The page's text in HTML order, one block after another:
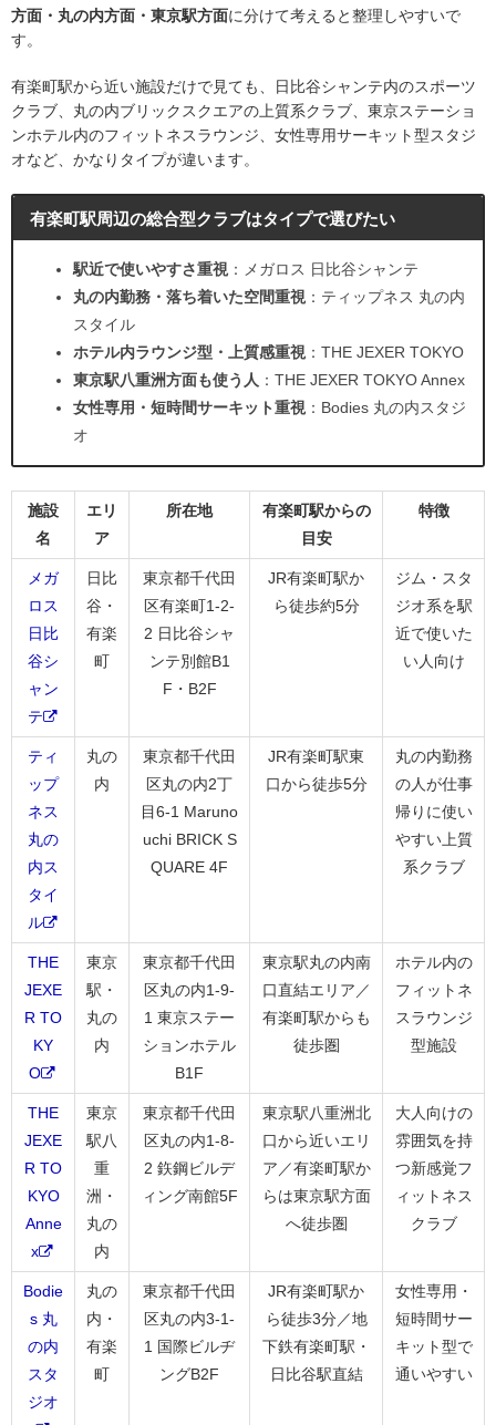
方面・丸の内方面・東京駅方面に分けて考えると整理しやすいで
す。
有楽町駅から近い施設だけで見ても、日比谷シャンテ内のスポーツ
クラブ、丸の内ブリックスクエアの上質系クラブ、東京ステーショ
ンホテル内のフィットネスラウンジ、女性専用サーキット型スタジ
オなど、かなりタイプが違います。
有楽町駅周辺の総合型クラブはタイプで選びたい
駅近で使いやすさ重視 ：メガロス 日比谷シャンテ
丸の内勤務・落ち着いた空間重視 ：ティップネス 丸の内
スタイル
ホテル内ラウンジ型・上質感重視 ：THE JEXER TOKYO
東京駅八重洲方面も使う人 ：THE JEXER TOKYO Annex
女性専用・短時間サーキット重視 ：Bodies 丸の内スタジ
オ
施設
名
エリ
ア
所在地
有楽町駅からの
目安
特徴
メガ
ロス
日比
谷シ
ャン
テ
日比
谷・
有楽
町
東京都千代田
区有楽町1-2-
2 日比谷シャ
ンテ別館B1
F・B2F
JR有楽町駅か
ら徒歩約5分
ジム・スタ
ジオ系を駅
近で使いた
い人向け
ティ
ップ
ネス
丸の
内ス
タイ
ル
丸の
内
東京都千代田
区丸の内2丁
目6-1 Maruno
uchi BRICK S
QUARE 4F
JR有楽町駅東
口から徒歩5分
丸の内勤務
の人が仕事
帰りに使い
やすい上質
系クラブ
THE
JEXE
R TO
KY
O
東京
駅・
丸の
内
東京都千代田
区丸の内1-9-
1 東京ステー
ションホテル
B1F
東京駅丸の内南
口直結エリア／
有楽町駅からも
徒歩圏
ホテル内の
フィットネ
スラウンジ
型施設
THE
JEXE
R TO
KYO
Anne
x
東京
駅八
重
洲・
丸の
内
東京都千代田
区丸の内1-8-
2 鉃鋼ビルデ
ィング南館5F
東京駅八重洲北
口から近いエリ
ア／有楽町駅か
らは東京駅方面
へ徒歩圏
大人向けの
雰囲気を持
つ新感覚フ
ィットネス
クラブ
Bodie
s 丸
の内
スタ
ジオ
丸の
内・
有楽
町
東京都千代田
区丸の内3-1-
1 国際ビルヂ
ングB2F
JR有楽町駅か
ら徒歩3分／地
下鉄有楽町駅・
日比谷駅直結
女性専用・
短時間サー
キット型で
通いやすい